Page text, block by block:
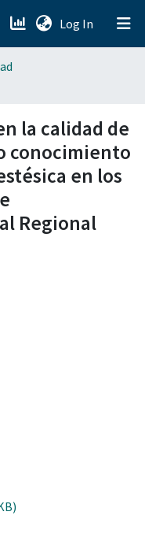
Log In (current)
la calidad de
conocimiento
en los
Regional